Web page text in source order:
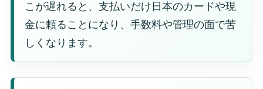
こが遅れると、支払いだけ日本のカードや現
金に頼ることになり、手数料や管理の面で苦
しくなります。